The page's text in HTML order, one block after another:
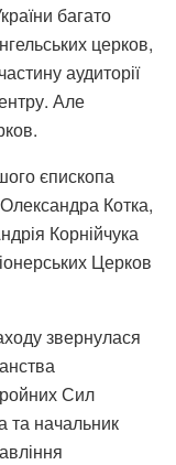
багато
церков,
аудиторії
Але
єпископа
Котка,
Корнійчука
Церков
звернулася
Сил
та начальник